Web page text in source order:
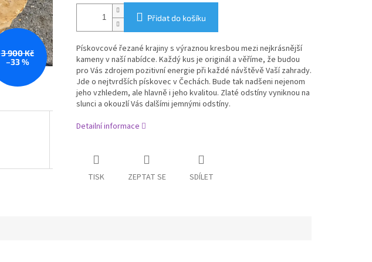
3 900 Kč
–33 %
Přidat do košíku
Pískovcové řezané krajiny s výraznou kresbou mezi nejkrásnější
kameny v naší nabídce. Každý kus je originál a věříme, že budou
pro Vás zdrojem pozitivní energie při každé návštěvě Vaší zahrady.
Jde o nejtvrdších pískovec v Čechách. Bude tak nadšeni nejenom
jeho vzhledem, ale hlavně i jeho kvalitou. Zlaté odstíny vyniknou na
slunci a okouzlí Vás dalšími jemnými odstíny.
Detailní informace
TISK ZEPTAT SE SDÍLET